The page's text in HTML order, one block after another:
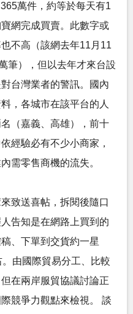
萬件，約等於每天有1
網完成買賣。此數字或
不高（該網去年11月11
筆），但以去年才來台設
台灣業者的警訊。國內
，各城市在該平台的人
（嘉義、高雄），前十
經驗必有不少小商家，
需零售商機的流失。
致送喜帖，拆閱後隨口
告知是在網路上買到的
、下單到交貨約一星
由國際貿易分工、比較
在兩岸服貿協議討論正
競爭力觀點來檢視。 談